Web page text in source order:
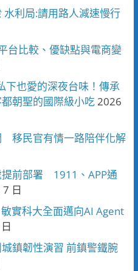
利局:請用路人減速慢行
台比較、優缺點與電商變
下也愛的深夜台味！傳承
朝聖的國際級小吃2026
移民官有情一路陪伴化解
提前部署 1911、APP通
日
實科大全面邁向AI Agent
鎮韌性演習 前鎮警鐵腕